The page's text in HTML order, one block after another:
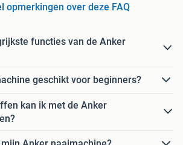
opmerkingen over deze FAQ
functies van de Anker
geschikt voor beginners?
kan ik met de Anker